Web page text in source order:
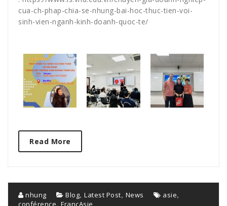
cua-ch-phap-chia-se-nhung-bai-hoc-thuc-tien-voi-
sinh-vien-nganh-kinh-doanh-quoc-te/
Read More
nhung Blog, Latest Post, News asie,
conférence, FrançAsie